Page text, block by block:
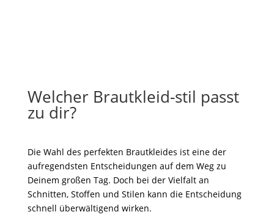
Welcher Brautkleid-stil passt
zu dir?
Die Wahl des perfekten Brautkleides ist eine der
aufregendsten Entscheidungen auf dem Weg zu
Deinem großen Tag. Doch bei der Vielfalt an
Schnitten, Stoffen und Stilen kann die Entscheidung
schnell überwältigend wirken.